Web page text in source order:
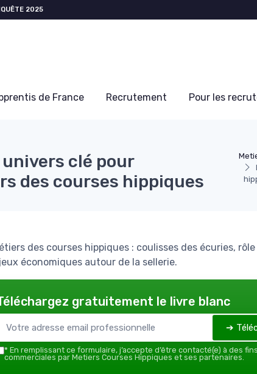
2025
de France Recrutement Pour les
univers clé pour
des courses hippiques
des courses hippiques : coulisses des écuries,
économiques autour de la sellerie.
gratuitement le livre blanc
➔
* En remplissant ce formulaire, j’accepte d’être contacté(e) à des fins
commerciales par Metiers Courses Hippiques et ses partenaires.